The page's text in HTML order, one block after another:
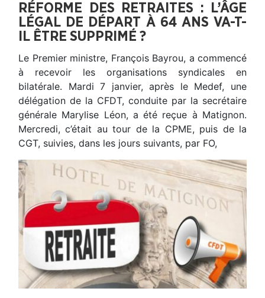
RÉFORME DES RETRAITES : L’ÂGE
LÉGAL DE DÉPART À 64 ANS VA-T-
IL ÊTRE SUPPRIMÉ ?
Le Premier ministre, François Bayrou, a commencé
à recevoir les organisations syndicales en
bilatérale. Mardi 7 janvier, après le Medef, une
délégation de la CFDT, conduite par la secrétaire
générale Marylise Léon, a été reçue à Matignon.
Mercredi, c’était au tour de la CPME, puis de la
CGT, suivies, dans les jours suivants, par FO,